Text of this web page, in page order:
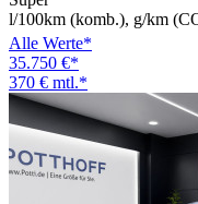
l/100km (komb.), g/km
Alle Werte*
35.750 €*
370 € mtl.*